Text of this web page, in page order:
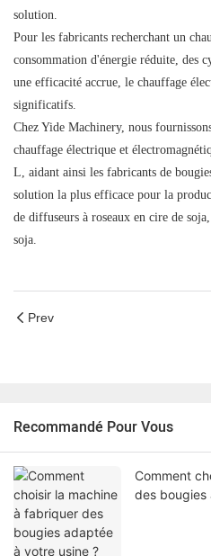
solution.
Pour les fabricants recherchant un
consommation d'énergie réduite, des
une efficacité accrue, le chauffage
significatifs.
Chez Yide Machinery, nous
chauffage électrique et
L, aidant ainsi les fabricants de
solution la plus efficace pour la
de diffuseurs à roseaux en cire de
soja.
Prev
Recommandé Pour Vous
Comment
des bougies